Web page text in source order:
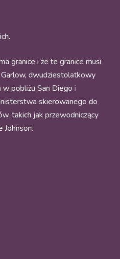
granice i że te granice musi
dwudziestolatkowy
w pobliżu San Diego i
skierowanego do
takich jak przewodniczący